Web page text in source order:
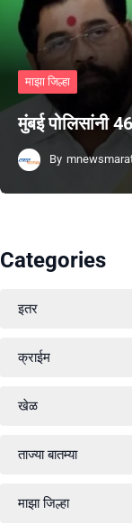
माझा जिल्हा
मुंबई पोलिसांनी
By
Categories
इतर
क्राईम
खेळ
ताज्या बातम्या
माझा जिल्हा